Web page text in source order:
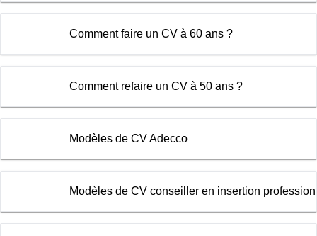
Comment faire un CV à 60 ans ?
Comment refaire un CV à 50 ans ?
Modèles de CV Adecco
Modèles de CV conseiller en insertion